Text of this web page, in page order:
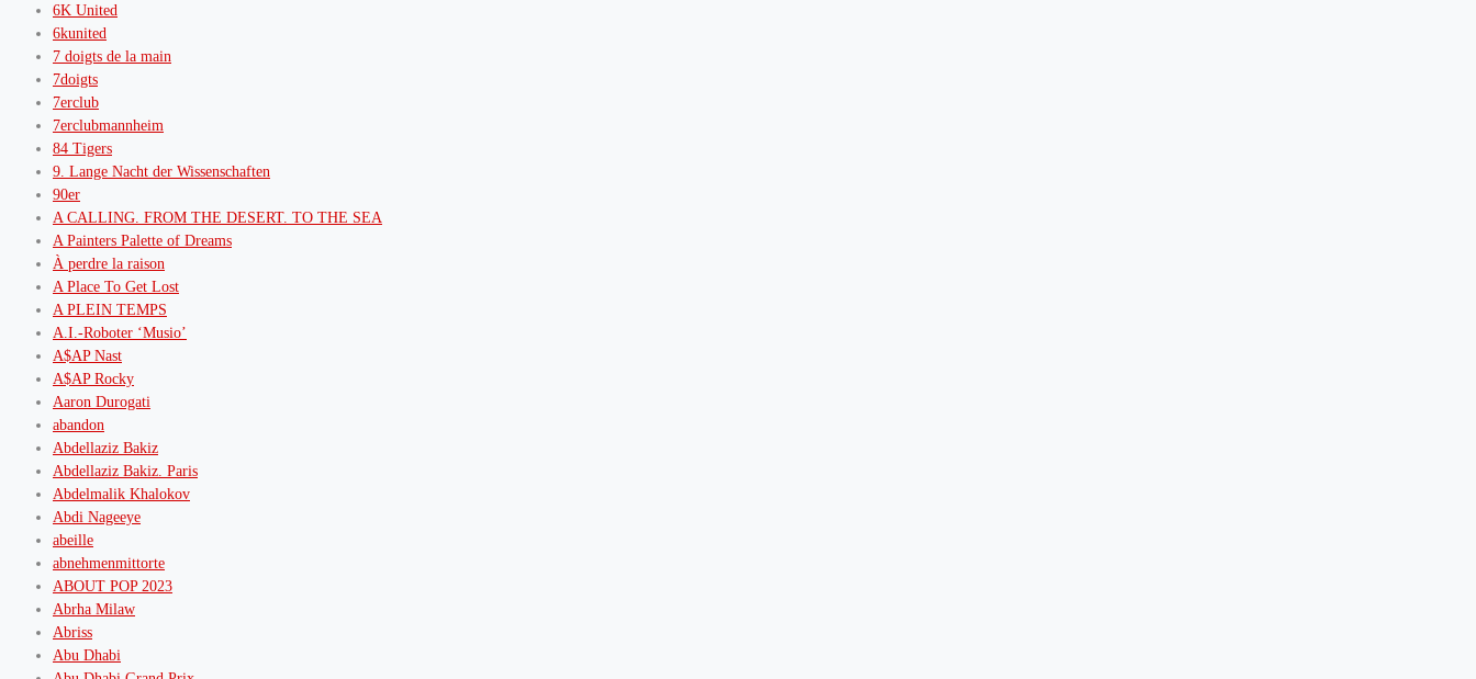
6K United
6kunited
7 doigts de la main
7doigts
7erclub
7erclubmannheim
84 Tigers
9. Lange Nacht der Wissenschaften
90er
A CALLING. FROM THE DESERT. TO THE SEA
A Painters Palette of Dreams
À perdre la raison
A Place To Get Lost
A PLEIN TEMPS
A.I.-Roboter ‘Musio’
A$AP Nast
A$AP Rocky
Aaron Durogati
abandon
Abdellaziz Bakiz
Abdellaziz Bakiz. Paris
Abdelmalik Khalokov
Abdi Nageeye
abeille
abnehmenmittorte
ABOUT POP 2023
Abrha Milaw
Abriss
Abu Dhabi